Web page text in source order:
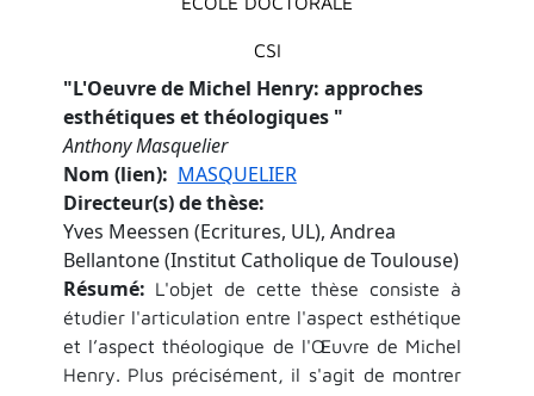
CSI
"L'Oeuvre de Michel Henry: approches
esthétiques et théologiques"
Anthony Masquelier
Nom (lien)
MASQUELIER
Directeur(s) de thèse
Yves Meessen (Ecritures, UL), Andrea
Bellantone (Institut Catholique de Toulouse)
Résumé
L'objet de cette thèse consiste à
étudier l'articulation entre l'aspect esthétique
et l’aspect théologique de l'Œuvre de Michel
Henry. Plus précisément, il s'agit de montrer